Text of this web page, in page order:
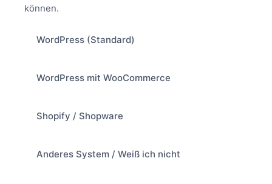
können.
WordPress (Standard)
WordPress mit WooCommerce
Shopify / Shopware
Anderes System / Weiß ich nicht